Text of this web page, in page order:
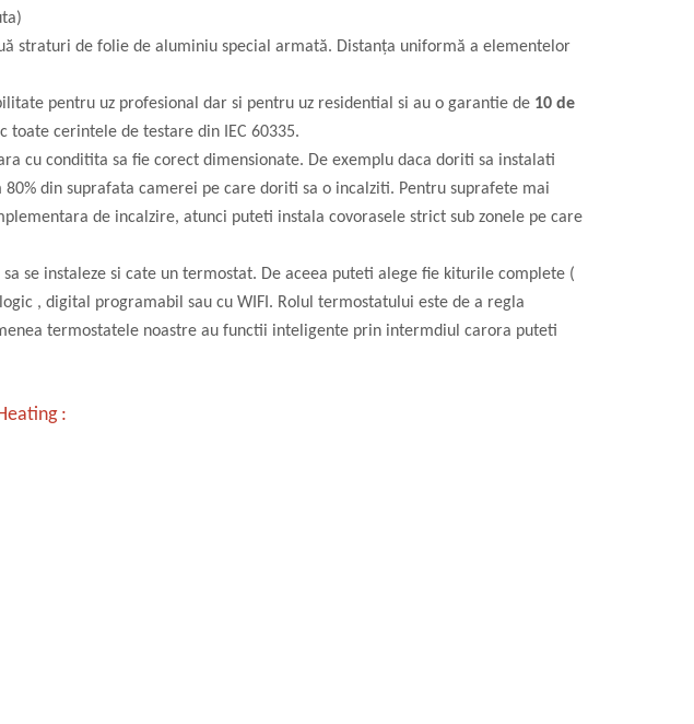
straturi de folie de aluminiu special armată. Distanța uniformă a elementelor
pentru uz profesional dar si pentru uz residential si au o garantie de 10 de
toate cerintele de testare din IEC 60335.
cu conditita sa fie corect dimensionate. De exemplu daca doriti sa instalati
din suprafata camerei pe care doriti sa o incalziti. Pentru suprafete mai
de incalzire, atunci puteti instala covorasele strict sub zonele pe care
se instaleze si cate un termostat. De aceea puteti alege fie kiturile complete (
, digital programabil sau cu WIFI. Rolul termostatului este de a regla
termostatele noastre au functii inteligente prin intermdiul carora puteti
: